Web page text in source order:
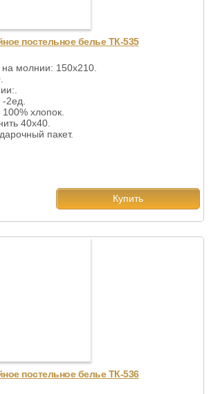
постельное белье ТК-535
молнии: 150х210.
-2ед.
хлопок.
40х40.
пакет.
Купить
постельное белье ТК-536